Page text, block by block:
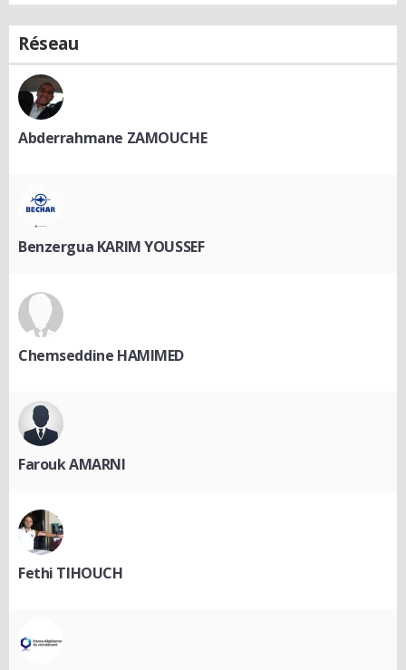
Réseau
Abderrahmane ZAMOUCHE
Benzergua KARIM YOUSSEF
Chemseddine HAMIMED
Farouk AMARNI
Fethi TIHOUCH